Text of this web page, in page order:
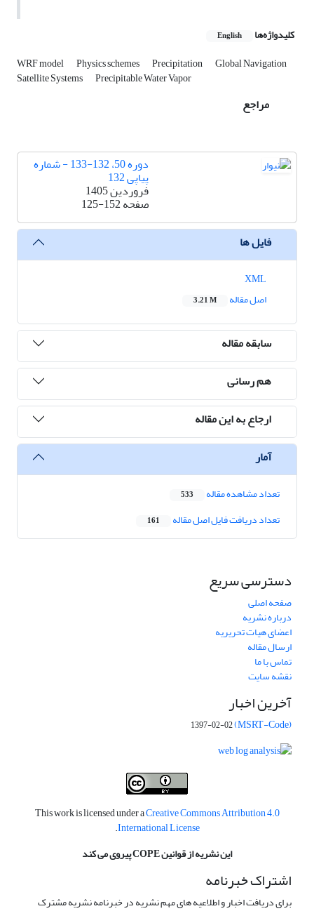
کلیدواژه‌ها English
WRF model Physics schemes Precipitation Global Navigation
Satellite Systems Precipitable Water Vapor
مراجع
دوره 50، 132-133 - شماره
پیاپی 132
فروردین 1405
صفحه125-152
فایل ها
اصل مقاله
3.21 M
سابقه مقاله
هم رسانی
ارجاع به این مقاله
آمار
تعداد مشاهده مقاله 533
تعداد دریافت فایل اصل مقاله 161
دسترسی سریع
صفحه اصلی
درباره نشریه
اعضای هیات تحریریه
ارسال مقاله
تماس با ما
نقشه سایت
آخرین اخبار
(MSRT-Code)
1397-02-02
This work is licensed under aCreative Commons Attribution 4.0
International License
.
این نشریه از قوانین COPE پیروی می کند
اشتراک خبرنامه
برای دریافت اخبار و اطلاعیه های مهم نشریه در خبرنامه نشریه مشترک